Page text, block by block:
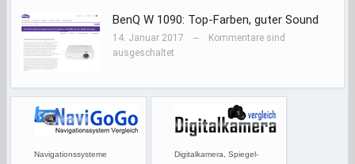
BenQ W 1090: Top-Farben, guter Sound
14. Januar 2017 —
Kommentare sind
ausgeschaltet
Navigationssysteme
Digitalkamera, Spiegel-